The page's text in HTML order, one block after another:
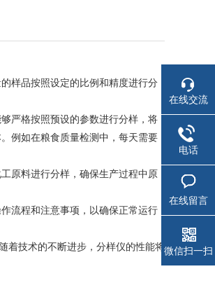
样品按照设定的比例和精度进行分
严格按照预设的参数进行分样，将
例如在粮食质量检测中，每天需要
原料进行分样，确保生产过程中原
流程和注意事项，以确保正常运行
着技术的不断进步，分样仪的性能将
在线交流
电话
在线留言
微信扫一扫